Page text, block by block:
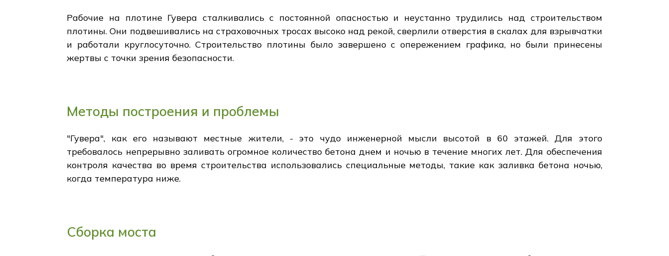
Рабочие на плотине Гувера сталкивались с постоянной опасностью и неустанно трудились над строительством
плотины. Они подвешивались на страховочных тросах высоко над рекой, сверлили отверстия в скалах для взрывчатки
и работали круглосуточно. Строительство плотины было завершено с опережением графика, но были принесены
жертвы с точки зрения безопасности.
Методы построения и проблемы
"Гувера", как его называют местные жители, - это чудо инженерной мысли высотой в 60 этажей. Для этого
требовалось непрерывно заливать огромное количество бетона днем и ночью в течение многих лет. Для обеспечения
контроля качества во время строительства использовались специальные методы, такие как заливка бетона ночью,
когда температура ниже.
Сборка моста